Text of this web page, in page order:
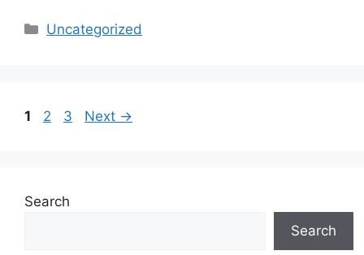
Categories
Uncategorized
Page
1 Page
2 Page
3 Next →
Search
Search